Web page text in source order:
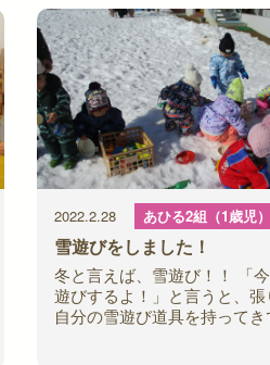
2022.2.28 あひる2組（1歳児）
雪遊びをしました！
冬と言えば、雪遊び！！ 「
遊びするよ！」と言うと、張
自分の雪遊び道具を持ってき